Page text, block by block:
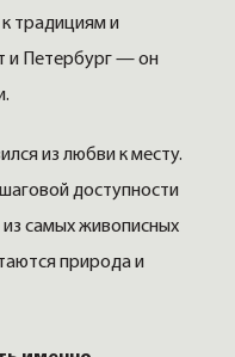
традициям и
и Петербург — он
из любви к месту.
доступности
самых живописных
природа и